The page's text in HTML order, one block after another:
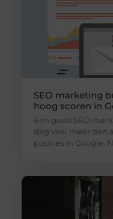
SEO marketing
hoog scoren in
Een goed SEO
dag veel meer dan
posities in Google.